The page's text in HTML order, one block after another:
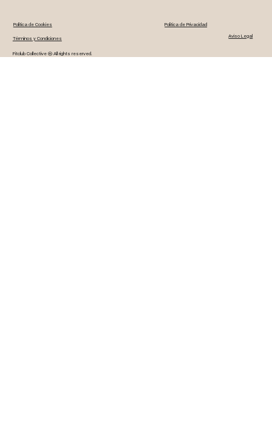
Términos y Condiciones
Política de Cookies
Aviso Legal
Politica de Privacidad
Fitclub Collective ® All rights reserved.